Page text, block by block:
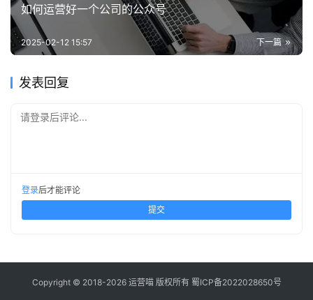
如何运营好一个公司的公众号
下一篇
2025-02-12 15:57
发表回复
请登录后评论...
登录后才能评论
提交
Copyright © 2018-2026 运营喵 版权所有 蜀ICP备2022028650号